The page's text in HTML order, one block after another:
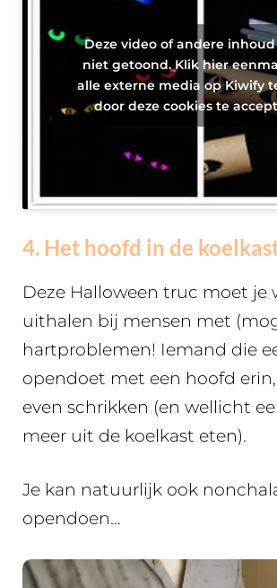
Deze video of andere
niet getoond. Klik hier
alle externe media op Kiwify
door deze cookies te
4. Het hoofd in de
Deze Halloween truc moet je
uithalen bij mensen met
hartproblemen! Iemand die
opendoet met een hoofd erin,
even schrikken (en wellicht
meer uit de koelkast eten).
Je kan natuurlijk ook
opendoen…